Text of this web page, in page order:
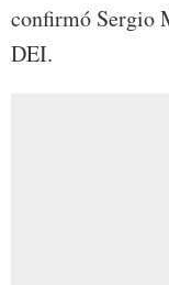
confirmó Sergio
DEI.